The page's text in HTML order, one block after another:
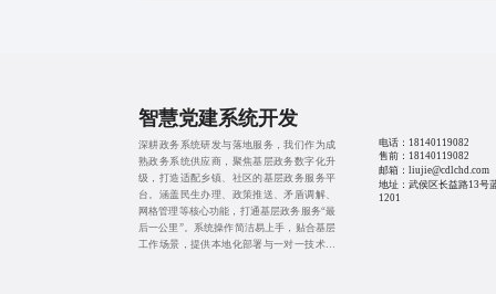
智慧党建系统开发
深耕政务系统研发与落地服务，我们作为成
熟政务系统供应商，聚焦基层政务数字化升
级，打造适配乡镇、社区的基层政务服务平
台。涵盖民生办理、政策推送、矛盾调解、
网格管理等核心功能，打通基层政务服务“最
后一公里”。系统操作简洁易上手，贴合基层
工作场景，提供本地化部署与一对一技术支
电话： 18140119082
售前： 18140119082
邮箱：liujie@cdlchd.com
地址：武侯区长益路13号
1201